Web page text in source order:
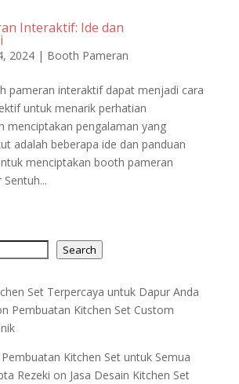
Interaktif: Ide dan
2024| Booth Pameran
pameran interaktif dapat menjadi cara
untuk menarik perhatian
menciptakan pengalaman yang
adalah beberapa ide dan panduan
menciptakan booth pameran
Search
Set Terpercaya untuk Dapur Anda
Pembuatan Kitchen Set Custom
Kitchen Set untuk Semua
Rezeki on Jasa Desain Kitchen Set